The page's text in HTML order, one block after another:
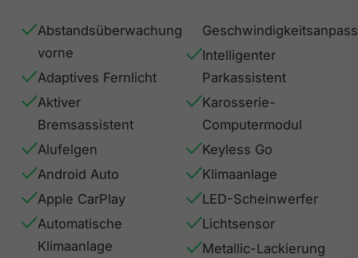
Abstandsüberwachung
vorne
Adaptives Fernlicht
Aktiver
Bremsassistent
Alufelgen
Android Auto
Apple CarPlay
Automatische
Klimaanlage
Intelligenter
Parkassistent
Karosserie-
Computermodul
Keyless Go
Klimaanlage
LED-Scheinwerfer
Lichtsensor
Metallic-Lackierung